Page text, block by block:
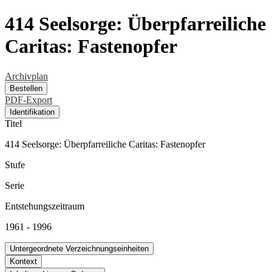
414 Seelsorge: Überpfarreiliche
Caritas: Fastenopfer
Archivplan
Bestellen
PDF-Export
Identifikation
Titel
414 Seelsorge: Überpfarreiliche Caritas: Fastenopfer
Stufe
Serie
Entstehungszeitraum
1961 - 1996
Untergeordnete Verzeichnungseinheiten
Kontext